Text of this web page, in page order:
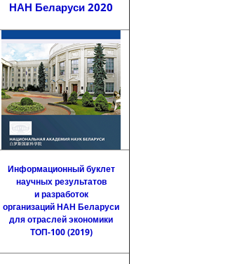
НАН Беларуси 2020
Информационный буклет
научных результатов
и разработок
организаций НАН Беларуси
для отраслей экономики
ТОП-100 (2019)